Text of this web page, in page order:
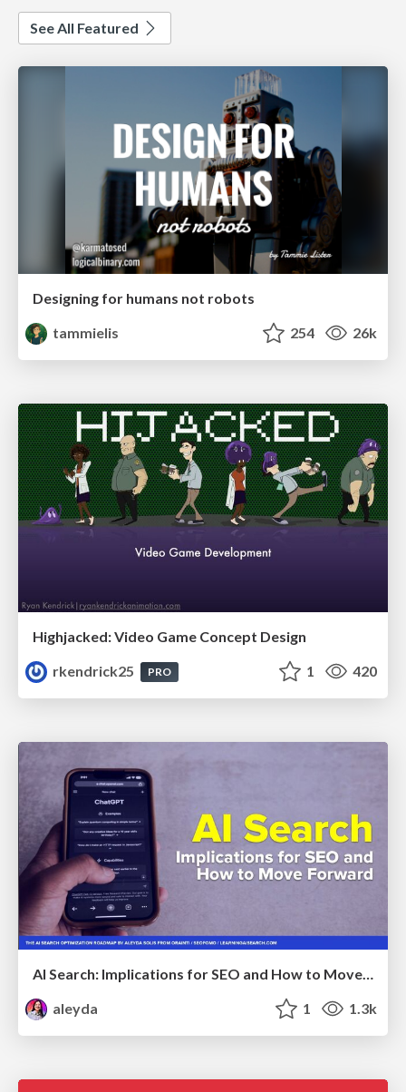
See All Featured
Designing for humans not robots
tammielis
254 26k
Highjacked: Video Game Concept Design
rkendrick25
PRO 1 420
AI Search: Implications for SEO and How to Move Forward - #ShenzhenSEOConference
aleyda
1 1.3k